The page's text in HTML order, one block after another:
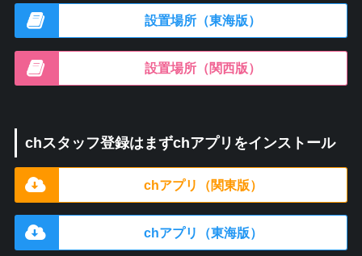
設置場所（東海版）
設置場所（関西版）
chスタッフ登録はまずchアプリをインストール
chアプリ（関東版）
chアプリ（東海版）